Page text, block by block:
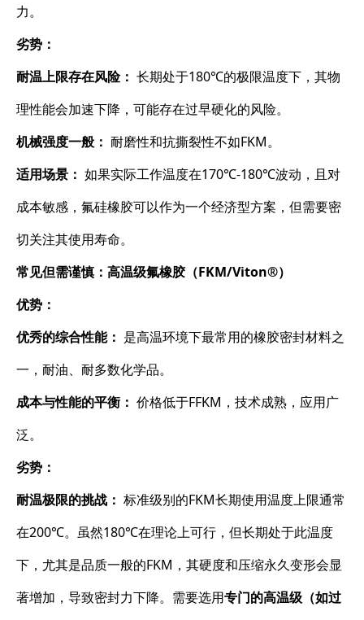
力。
劣势：
耐温上限存在风险： ​ 长期处于180℃的极限温度下，其物
理性能会加速下降，可能存在过早硬化的风险。
机械强度一般： ​ 耐磨性和抗撕裂性不如FKM。
适用场景： ​ 如果实际工作温度在170℃-180℃波动，且对
成本敏感，氟硅橡胶可以作为一个经济型方案，但需要密
切关注其使用寿命。
常见但需谨慎：高温级氟橡胶（FKM/Viton®）
优势：
优秀的综合性能： ​ 是高温环境下最常用的橡胶密封材料之
一，耐油、耐多数化学品。
成本与性能的平衡： ​ 价格低于FFKM，技术成熟，应用广
泛。
劣势：
耐温极限的挑战： ​ 标准级别的FKM长期使用温度上限通常
在200℃。虽然180℃在理论上可行，但长期处于此温度
下，尤其是品质一般的FKM，其硬度和压缩永久变形会显
著增加，导致密封力下降。需要选用专门的高温级（如过